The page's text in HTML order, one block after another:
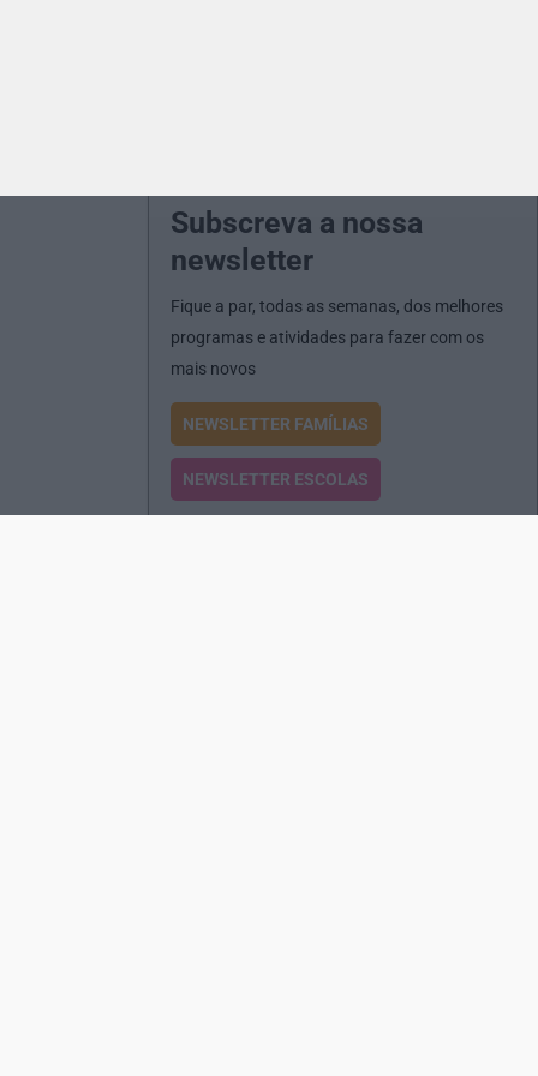
Subscreva a nossa
newsletter
Fique a par, todas as semanas, dos melhores
programas e atividades para fazer com os
mais novos
NEWSLETTER FAMÍLIAS
NEWSLETTER ESCOLAS